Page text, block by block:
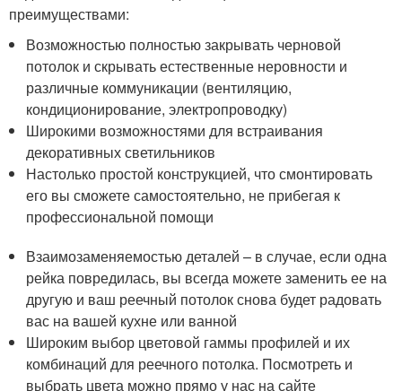
преимуществами:
Возможностью полностью закрывать черновой
потолок и скрывать естественные неровности и
различные коммуникации (вентиляцию,
кондиционирование, электропроводку)
Широкими возможностями для встраивания
декоративных светильников
Настолько простой конструкцией, что смонтировать
его вы сможете самостоятельно, не прибегая к
профессиональной помощи
Взаимозаменяемостью деталей – в случае, если одна
рейка повредилась, вы всегда можете заменить ее на
другую и ваш реечный потолок снова будет радовать
вас на вашей кухне или ванной
Широким выбор цветовой гаммы профилей и их
комбинаций для реечного потолка. Посмотреть и
выбрать цвета можно прямо у нас на сайте